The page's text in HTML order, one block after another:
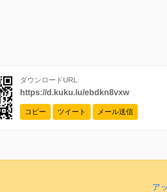
ダウンロードURL:
https://d.kuku.lu/ebdkn8vxw
コピー ツイート メール送信
ア